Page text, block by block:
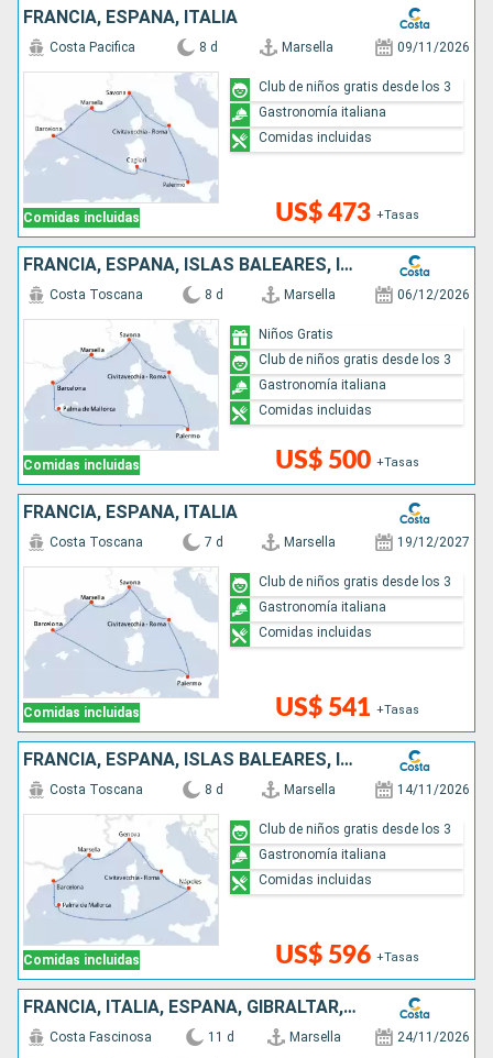
FRANCIA, ESPAÑA, ITALIA
Comidas incluidas
Costa Pacifica 8 d Marsella 09/11/2026
US$ 473 +Tasas
Club de niños gratis desde los 3
Gastronomía italiana
Comidas incluidas
FRANCIA, ESPAÑA, ISLAS BALEARES, ITALIA
Comidas incluidas
Costa Toscana 8 d Marsella 06/12/2026
US$ 500 +Tasas
Niños Gratis
Club de niños gratis desde los 3
Gastronomía italiana
Comidas incluidas
FRANCIA, ESPAÑA, ITALIA
Comidas incluidas
Costa Toscana 7 d Marsella 19/12/2027
US$ 541 +Tasas
Club de niños gratis desde los 3
Gastronomía italiana
Comidas incluidas
FRANCIA, ESPAÑA, ISLAS BALEARES, ITALIA
Comidas incluidas
Costa Toscana 8 d Marsella 14/11/2026
US$ 596 +Tasas
Club de niños gratis desde los 3
Gastronomía italiana
Comidas incluidas
FRANCIA, ITALIA, ESPAÑA, GIBRALTAR, MARRUECOS
Costa Fascinosa 11 d Marsella 24/11/2026